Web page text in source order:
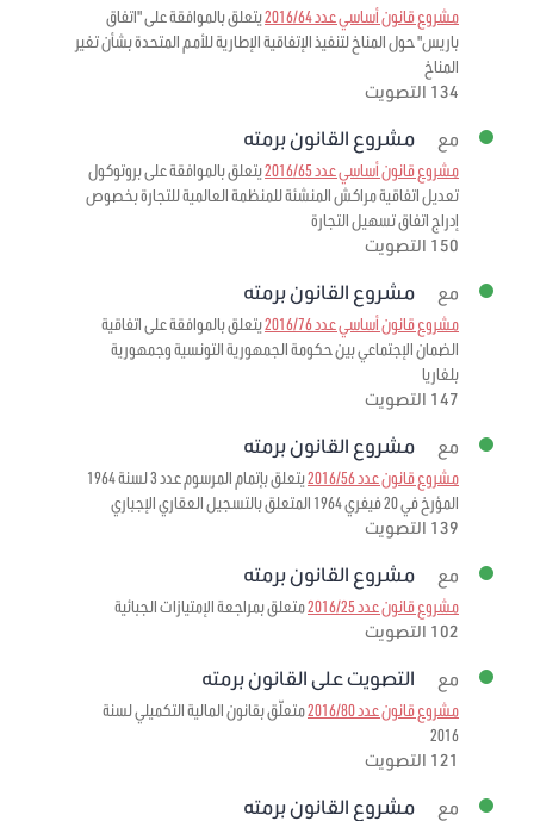
مشروع قانون أساسي عدد 2016/64
يتعلق بالموافقة على "اتفاق
باريس" حول المناخ لتنفيذ الإتفاقية الإطارية للأمم المتحدة بشأن تغير
المناخ
134 التصويت
مع مشروع القانون برمته
مشروع قانون أساسي عدد 2016/65
يتعلق بالموافقة على بروتوكول
تعديل اتفاقية مراكش المنشئة للمنظمة العالمية للتجارة بخصوص
إدراج اتفاق تسهيل التجارة
150 التصويت
مع مشروع القانون برمته
مشروع قانون أساسي عدد 2016/76
يتعلق بالموافقة على اتفاقية
الضمان الإجتماعي بين حكومة الجمهورية التونسية وجمهورية
بلغاريا
147 التصويت
مع مشروع القانون برمته
مشروع قانون عدد 2016/56
يتعلق بإتمام المرسوم عدد 3 لسنة 1964
المؤرخ في 20 فيفري 1964 المتعلق بالتسجيل العقاري الإجباري
139 التصويت
مع مشروع القانون برمته
مشروع قانون عدد 2016/25
متعلق بمراجعة الإمتيازات الجبائية
102 التصويت
مع التصويت على القانون برمته
مشروع قانون عدد 2016/80
متعلّق بقانون المالية التكميلي لسنة
2016
121 التصويت
مع مشروع القانون برمته